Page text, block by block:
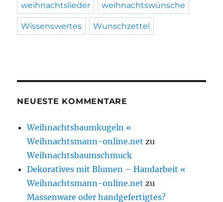
weihnachtslieder weihnachtswünsche
Wissenswertes Wunschzettel
NEUESTE KOMMENTARE
Weihnachtsbaumkugeln «
Weihnachtsmann-online.net zu
Weihnachtsbaumschmuck
Dekoratives mit Blumen – Handarbeit «
Weihnachtsmann-online.net zu
Massenware oder handgefertigtes?